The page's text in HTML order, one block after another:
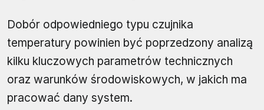
Dobór odpowiedniego typu czujnika
temperatury powinien być poprzedzony analizą
kilku kluczowych parametrów technicznych
oraz warunków środowiskowych, w jakich ma
pracować dany system.